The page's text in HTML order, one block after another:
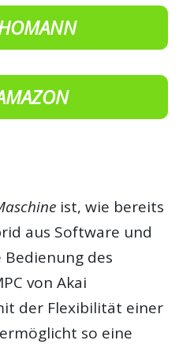
ist, wie bereits
aus Software und
des
von Akai
der Flexibilität einer
so eine